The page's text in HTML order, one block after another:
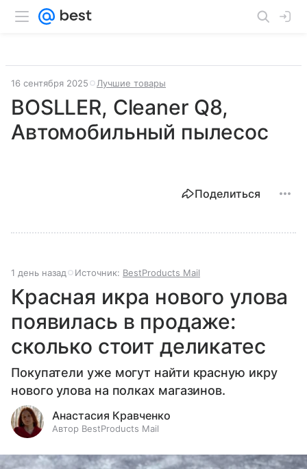
16 сентября 2025 Лучшие товары
BOSLLER, Cleaner Q8,
Автомобильный пылесос
Поделиться
1 день назад Источник: BestProducts Mail
Красная икра нового улова
появилась в продаже:
сколько стоит деликатес
Покупатели уже могут найти красную икру
нового улова на полках магазинов.
Анастасия Кравченко
Автор BestProducts Mail